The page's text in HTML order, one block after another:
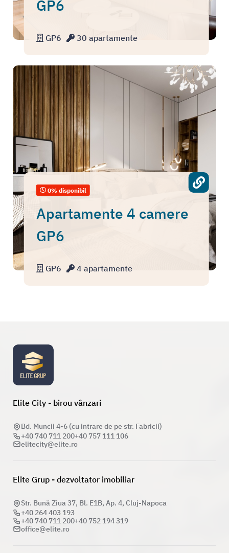
GP6
GP6 30 apartamente
0% disponibil
Apartamente 4 camere
GP6
GP6 4 apartamente
Elite City - birou vânzari
Bd. Muncii 4-6 (cu intrare de pe str. Fabricii)
+40 740 711 200+40 757 111 106
elitecity@elite.ro
Elite Grup - dezvoltator imobiliar
Str. Bună Ziua 37, Bl. E1B, Ap. 4, Cluj-Napoca
+40 264 403 193
+40 740 711 200+40 752 194 319
office@elite.ro